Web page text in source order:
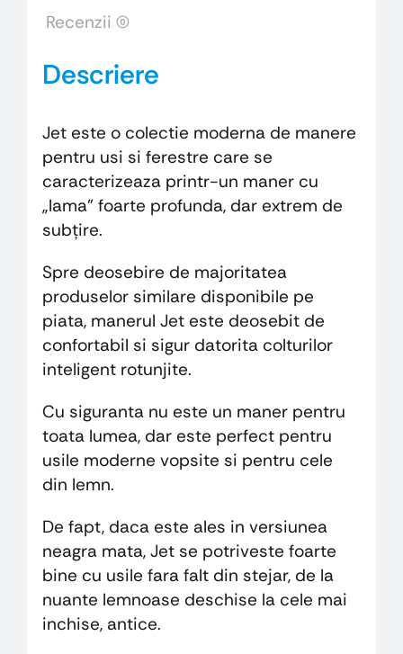
Recenzii (0)
Descriere
Jet este o colectie moderna de manere
pentru usi si ferestre care se
caracterizeaza printr-un maner cu
„lama” foarte profunda, dar extrem de
subțire.
Spre deosebire de majoritatea
produselor similare disponibile pe
piata, manerul Jet este deosebit de
confortabil si sigur datorita colturilor
inteligent rotunjite.
Cu siguranta nu este un maner pentru
toata lumea, dar este perfect pentru
usile moderne vopsite si pentru cele
din lemn.
De fapt, daca este ales in versiunea
neagra mata, Jet se potriveste foarte
bine cu usile fara falt din stejar, de la
nuante lemnoase deschise la cele mai
inchise, antice.